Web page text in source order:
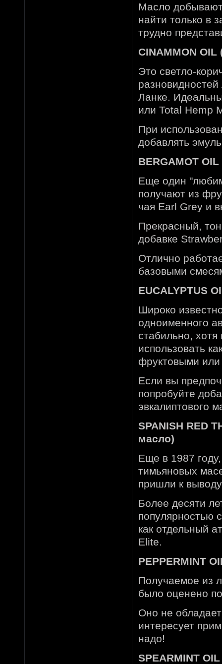
Масло
найти только в
трудно
CINAMMON
Это светло-
Ланке.
или Total Hemp
При
добавлять
BERGAMOT
Еще один
получают из
чая Earl Grey и
Прекрасный,
добавке
Отлично
базовыми
EUCALYPTUS
Широко
одноименного
стабильно,
использовать
фруктовыми
Если вы
попробуйте
эвкалиптового
SPANISH RED
масло)
Еще в 1987
тимьяновых
пришли к
Более десяти
популярностью
как отдельный
Elite.
PEPPERMINT
Получаемое из
было оценено
Оно не
интересует
надо!
SPEARMINT